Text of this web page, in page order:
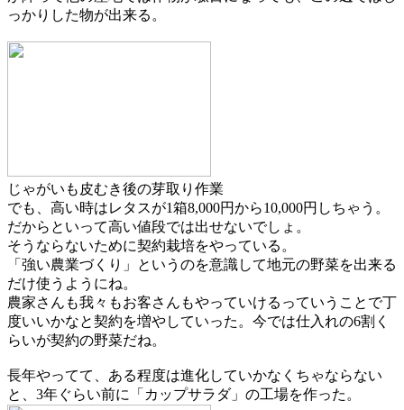
っかりした物が出来る。
じゃがいも皮むき後の芽取り作業
でも、高い時はレタスが1箱8,000円から10,000円しちゃう。
だからといって高い値段では出せないでしょ。
そうならないために契約栽培をやっている。
「強い農業づくり」というのを意識して地元の野菜を出来る
だけ使うようにね。
農家さんも我々もお客さんもやっていけるっていうことで丁
度いいかなと契約を増やしていった。今では仕入れの6割く
らいが契約の野菜だね。
長年やってて、ある程度は進化していかなくちゃならない
と、3年ぐらい前に「カップサラダ」の工場を作った。